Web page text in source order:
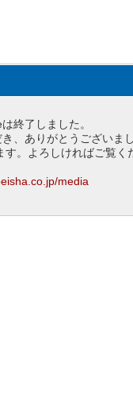
終了しました。
、ありがとうございまし
。よろしければご覧く
media